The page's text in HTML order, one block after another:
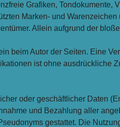
Grafiken, Tondokumente,
Marken- und
Allein aufgrund der
beim Autor der Seiten. Eine
ist ohne ausdrückliche
oder geschäftlicher Daten
und Bezahlung aller
gestattet. Die